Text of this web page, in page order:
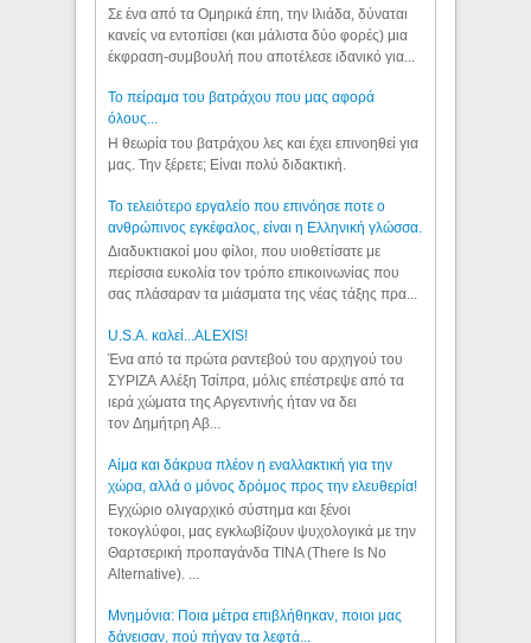
Σε ένα από τα Ομηρικά έπη, την Ιλιάδα, δύναται
κανείς να εντοπίσει (και μάλιστα δύο φορές) μια
έκφραση-συμβουλή που αποτέλεσε ιδανικό για...
Το πείραμα του βατράχου που μας αφορά
όλους...
Η θεωρία του βατράχου λες και έχει επινοηθεί για
μας. Την ξέρετε; Είναι πολύ διδακτική.
Το τελειότερο εργαλείο που επινόησε ποτε ο
ανθρώπινος εγκέφαλος, είναι η Ελληνική γλώσσα.
Διαδυκτιακοί μου φίλοι, που υιοθετίσατε με
περίσσια ευκολία τον τρόπο επικοινωνίας που
σας πλάσαραν τα μιάσματα της νέας τάξης πρα...
U.S.A. καλεί...ALEXIS!
Ένα από τα πρώτα ραντεβού του αρχηγού του
ΣΥΡΙΖΑ Αλέξη Τσίπρα, μόλις επέστρεψε από τα
ιερά χώματα της Αργεντινής ήταν να δει
τον Δημήτρη Αβ...
Αίμα και δάκρυα πλέον η εναλλακτική για την
χώρα, αλλά ο μόνος δρόμος προς την ελευθερία!
Εγχώριο ολιγαρχικό σύστημα και ξένοι
τοκογλύφοι, μας εγκλωβίζουν ψυχολογικά με την
Θαρτσερική προπαγάνδα TINA (There Is No
Alternative). ...
Μνημόνια: Ποια μέτρα επιβλήθηκαν, ποιοι μας
δάνεισαν, πού πήγαν τα λεφτά...